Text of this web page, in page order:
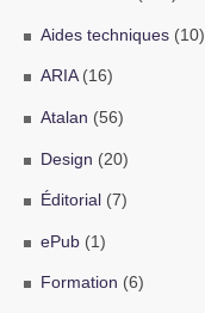
Aides techniques(10)
ARIA(16)
Atalan (56)
Design (20)
Éditorial (7)
ePub(1)
Formation (6)